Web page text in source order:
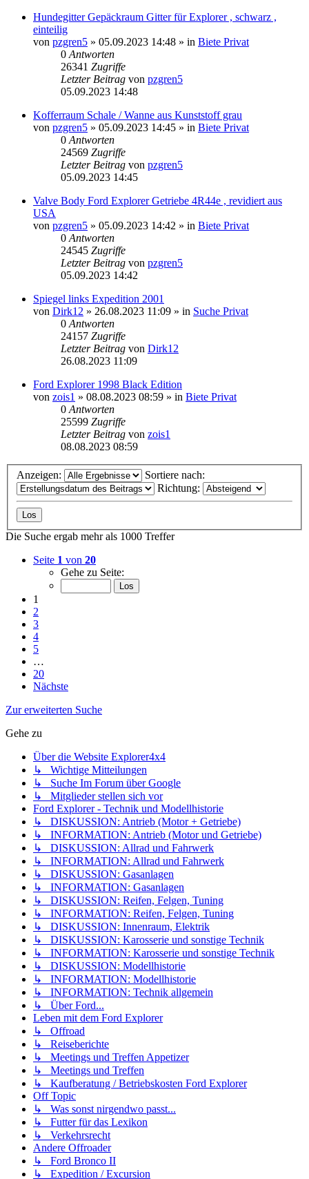
Hundegitter Gepäckraum Gitter für Explorer , schwarz ,
einteilig
von pzgren5 » 05.09.2023 14:48 » in Biete Privat
0 Antworten
26341 Zugriffe
Letzter Beitrag von pzgren5
05.09.2023 14:48
Kofferraum Schale / Wanne aus Kunststoff grau
von pzgren5 » 05.09.2023 14:45 » in Biete Privat
0 Antworten
24569 Zugriffe
Letzter Beitrag von pzgren5
05.09.2023 14:45
Valve Body Ford Explorer Getriebe 4R44e , revidiert aus
USA
von pzgren5 » 05.09.2023 14:42 » in Biete Privat
0 Antworten
24545 Zugriffe
Letzter Beitrag von pzgren5
05.09.2023 14:42
Spiegel links Expedition 2001
von Dirk12 » 26.08.2023 11:09 » in Suche Privat
0 Antworten
24157 Zugriffe
Letzter Beitrag von Dirk12
26.08.2023 11:09
Ford Explorer 1998 Black Edition
von zois1 » 08.08.2023 08:59 » in Biete Privat
0 Antworten
25599 Zugriffe
Letzter Beitrag von zois1
08.08.2023 08:59
Anzeigen:
Sortiere nach:
Richtung:
Die Suche ergab mehr als 1000 Treffer
Seite 1 von 20
Gehe zu Seite:
1
2
3
4
5
…
20
Nächste
Zur erweiterten Suche
Gehe zu
Über die Website Explorer4x4
↳ Wichtige Mitteilungen
↳ Suche Im Forum über Google
↳ Mitglieder stellen sich vor
Ford Explorer - Technik und Modellhistorie
↳ DISKUSSION: Antrieb (Motor + Getriebe)
↳ INFORMATION: Antrieb (Motor und Getriebe)
↳ DISKUSSION: Allrad und Fahrwerk
↳ INFORMATION: Allrad und Fahrwerk
↳ DISKUSSION: Gasanlagen
↳ INFORMATION: Gasanlagen
↳ DISKUSSION: Reifen, Felgen, Tuning
↳ INFORMATION: Reifen, Felgen, Tuning
↳ DISKUSSION: Innenraum, Elektrik
↳ DISKUSSION: Karosserie und sonstige Technik
↳ INFORMATION: Karosserie und sonstige Technik
↳ DISKUSSION: Modellhistorie
↳ INFORMATION: Modellhistorie
↳ INFORMATION: Technik allgemein
↳ Über Ford...
Leben mit dem Ford Explorer
↳ Offroad
↳ Reiseberichte
↳ Meetings und Treffen Appetizer
↳ Meetings und Treffen
↳ Kaufberatung / Betriebskosten Ford Explorer
Off Topic
↳ Was sonst nirgendwo passt...
↳ Futter für das Lexikon
↳ Verkehrsrecht
Andere Offroader
↳ Ford Bronco II
↳ Expedition / Excursion